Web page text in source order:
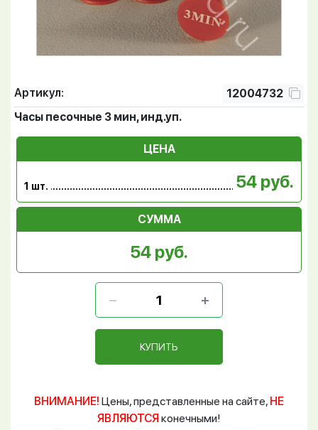
Артикул:
12004732
Часы песочные 3 мин, инд.уп.
ЦЕНА
1 шт. 54 руб.
СУММА
54 руб.
КУПИТЬ
ВНИМАНИЕ! Цены, представленные на сайте, НЕ
ЯВЛЯЮТСЯ конечными!